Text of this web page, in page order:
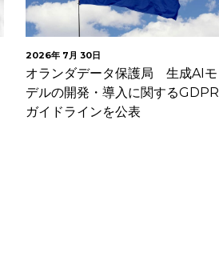
2026年 7月 30日
オランダデータ保護局 生成AIモ
デルの開発・導入に関するGDPR
ガイドラインを公表